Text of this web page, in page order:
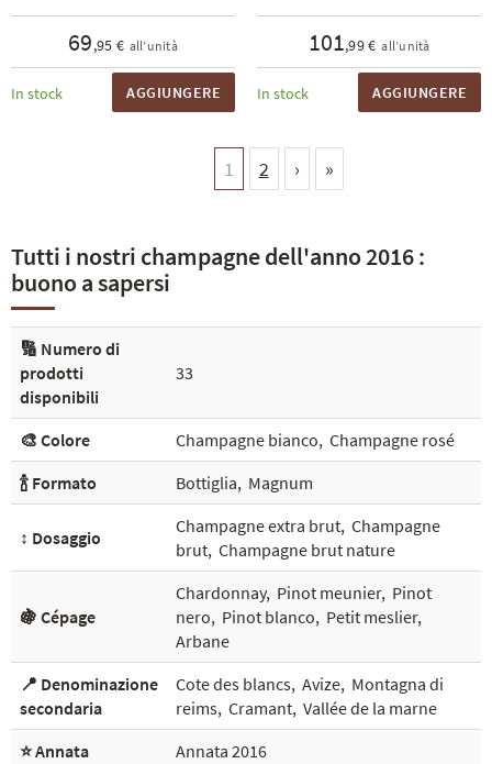
69,95 € all’unità
In stock AGGIUNGERE
101,99 € all’unità
In stock AGGIUNGERE
1 2 › »
Tutti i nostri champagne dell'anno 2016 :
buono a sapersi
🔢 Numero di
prodotti
disponibili
33
🎨 Colore Champagne bianco, Champagne rosé
🍾 Formato
Bottiglia, Magnum
↕️ Dosaggio
Champagne extra brut, Champagne
brut, Champagne brut nature
🍇 Cépage
Chardonnay, Pinot meunier, Pinot
nero, Pinot blanco, Petit meslier,
Arbane
📍 Denominazione
secondaria
Cote des blancs, Avize, Montagna di
reims, Cramant, Vallée de la marne
⭐ Annata
Annata 2016